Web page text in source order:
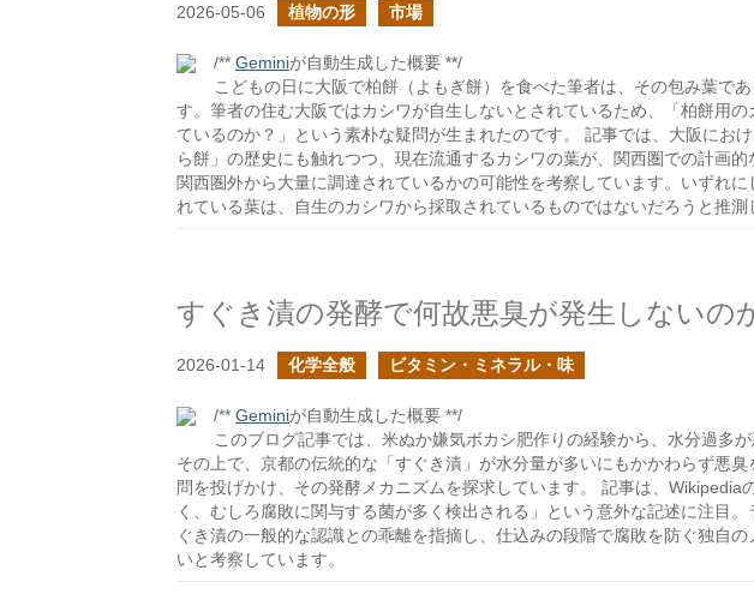
2026-05-06 植物の形 市場
/** Geminiが自動生成した概要 **/
こどもの日に大阪で柏餅（よもぎ餅）を食べた筆者は、その包み葉で
す。筆者の住む大阪ではカシワが自生しないとされているため、「柏餅用
ているのか？」という素朴な疑問が生まれたのです。 記事では、大阪にお
ら餅」の歴史にも触れつつ、現在流通するカシワの葉が、関西圏での計画
関西圏外から大量に調達されているかの可能性を考察しています。いずれ
れている葉は、自生のカシワから採取されているものではないだろうと推測
すぐき漬の発酵で何故悪臭が発生しないの
2026-01-14 化学全般 ビタミン・ミネラル・味
/** Geminiが自動生成した概要 **/
このブログ記事では、米ぬか嫌気ボカシ肥作りの経験から、水分過多
その上で、京都の伝統的な「すぐき漬」が水分量が多いにもかかわらず悪
問を投げかけ、その発酵メカニズムを探求しています。 記事は、Wikipedia
く、むしろ腐敗に関与する菌が多く検出される」という意外な記述に注目
ぐき漬の一般的な認識との乖離を指摘し、仕込みの段階で腐敗を防ぐ独自
いと考察しています。